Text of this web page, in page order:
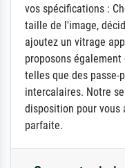
vos spécifications :
taille de l'image,
ajoutez un vitrage
proposons
telles que des passe-
intercalaires. Notre
disposition pour
parfaite.